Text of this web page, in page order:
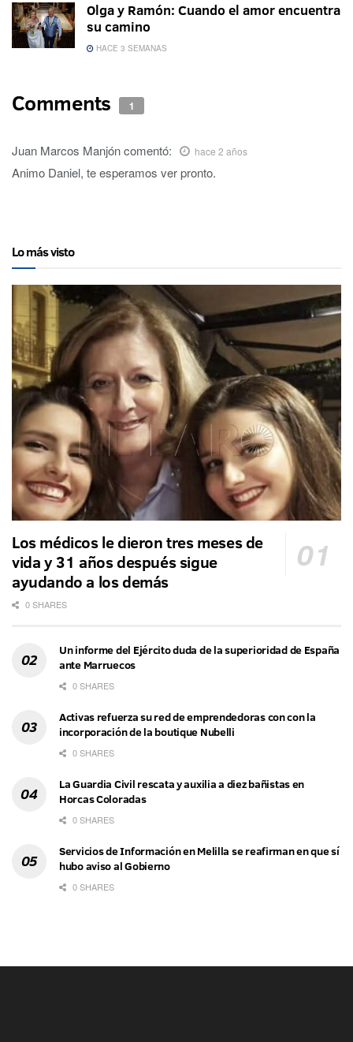
Olga y Ramón: Cuando el amor encuentra
su camino
HACE 3 SEMANAS
Comments 1
Juan Marcos Manjóncomentó: hace 2 años
Animo Daniel, te esperamos ver pronto.
Lo más visto
Los médicos le dieron tres meses de
vida y 31 años después sigue
ayudando a los demás
0 SHARES
Un informe del Ejército duda de la superioridad de España
ante Marruecos
0 SHARES
Activas refuerza su red de emprendedoras con con la
incorporación de la boutique Nubelli
0 SHARES
La Guardia Civil rescata y auxilia a diez bañistas en
Horcas Coloradas
0 SHARES
Servicios de Información en Melilla se reafirman en que sí
hubo aviso al Gobierno
0 SHARES